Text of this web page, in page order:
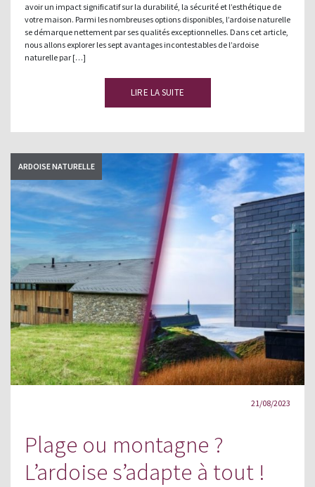
avoir un impact significatif sur la durabilité, la sécurité et l’esthétique de
votre maison. Parmi les nombreuses options disponibles, l’ardoise naturelle
se démarque nettement par ses qualités exceptionnelles. Dans cet article,
nous allons explorer les sept avantages incontestables de l’ardoise
naturelle par […]
LIRE LA SUITE
ARDOISE NATURELLE
21/08/2023
Plage ou montagne ?
L’ardoise s’adapte à tout !